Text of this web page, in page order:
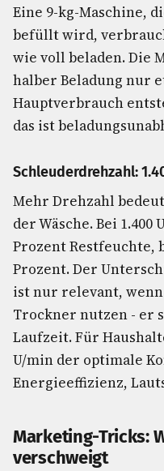
Eine 9-kg-Maschine,
befüllt wird,
wie voll beladen. Die
halber Beladung nur
Hauptverbrauch
das ist
Schleuderdrehzahl:
Mehr Drehzahl
der Wäsche. Bei
Prozent Restfeuchte,
Prozent. Der
ist nur relevant,
Trockner nutzen - er
Laufzeit. Für
U/min der optimale
Energieeffizienz,
Marketing-Tricks:
verschweigt